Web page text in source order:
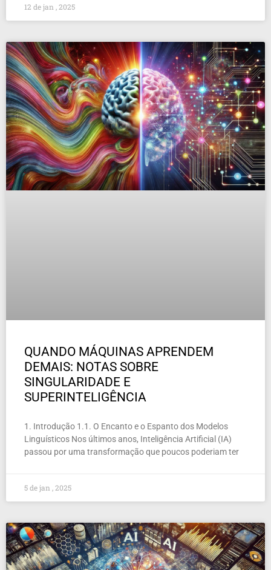
12 de jan , 2025
QUANDO MÁQUINAS APRENDEM
DEMAIS: NOTAS SOBRE
SINGULARIDADE E
SUPERINTELIGÊNCIA
1. Introdução 1.1. O Encanto e o Espanto dos Modelos
Linguísticos Nos últimos anos, Inteligência Artificial (IA)
passou por uma transformação que poucos poderiam ter
5 de jan , 2025